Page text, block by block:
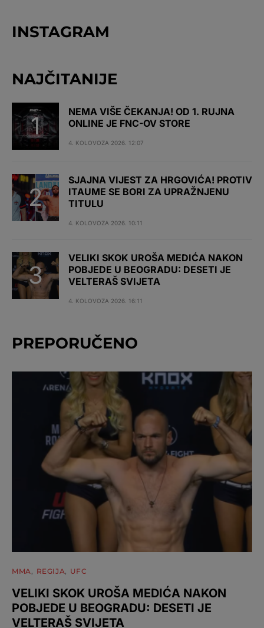
INSTAGRAM
NAJČITANIJE
NEMA VIŠE ČEKANJA! OD 1. RUJNA
ONLINE JE FNC-OV STORE
4. KOLOVOZA 2026. 12:07
SJAJNA VIJEST ZA HRGOVIĆA! PROTIV
ITAUME SE BORI ZA UPRAŽNJENU
TITULU
4. KOLOVOZA 2026. 10:11
VELIKI SKOK UROŠA MEDIĆA NAKON
POBJEDE U BEOGRADU: DESETI JE
VELTERAŠ SVIJETA
4. KOLOVOZA 2026. 16:11
PREPORUČENO
MMA REGIJA UFC
VELIKI SKOK UROŠA MEDIĆA NAKON
POBJEDE U BEOGRADU: DESETI JE
VELTERAŠ SVIJETA